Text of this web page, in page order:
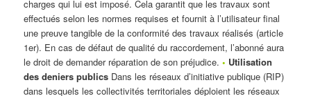
charges qui lui est imposé. Cela garantit que les travaux sont
effectués selon les normes requises et fournit à l’utilisateur final
une preuve tangible de la conformité des travaux réalisés (article
1er). En cas de défaut de qualité du raccordement, l’abonné aura
le droit de demander réparation de son préjudice.• Utilisation
des deniers publics Dans les réseaux d’initiative publique (RIP)
dans lesquels les collectivités territoriales déploient les réseaux